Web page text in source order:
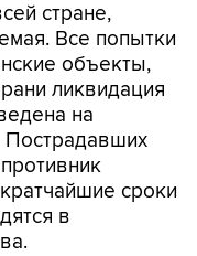
стране,
Все попытки
объекты,
ликвидация
на
Пострадавших
сроки
в